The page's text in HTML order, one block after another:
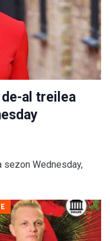
de-al treilea
sezon Wednesday,